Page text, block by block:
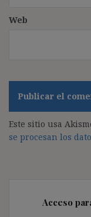
Web
Este sitio usa
se procesan los
Acceso